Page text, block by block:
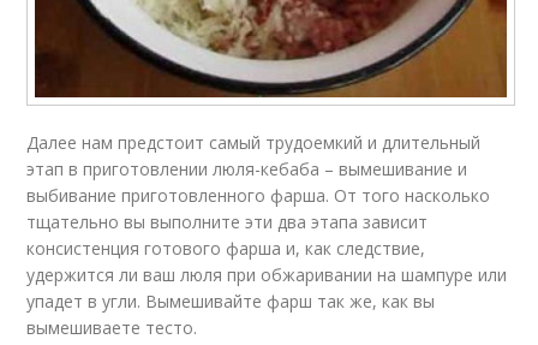
Далее нам предстоит самый трудоемкий и длительный
этап в приготовлении люля-кебаба – вымешивание и
выбивание приготовленного фарша. От того насколько
тщательно вы выполните эти два этапа зависит
консистенция готового фарша и, как следствие,
удержится ли ваш люля при обжаривании на шампуре или
упадет в угли. Вымешивайте фарш так же, как вы
вымешиваете тесто.